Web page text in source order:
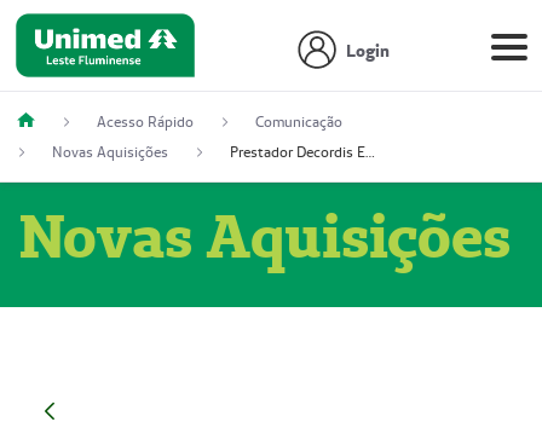
Login
Acesso Rápido
Comunicação
Novas Aquisições
Prestador Decordis Exames Cardiológicos LTDA (51004346-0)
Novas Aquisições